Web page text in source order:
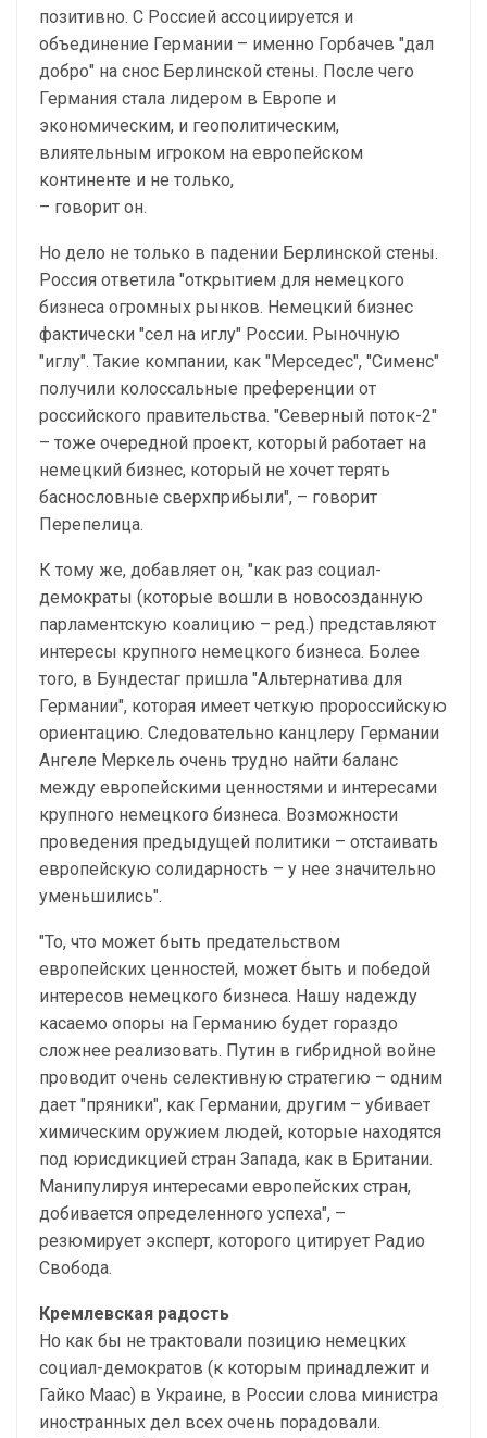
позитивно. С Россией ассоциируется и
объединение Германии – именно Горбачев "дал
добро" на снос Берлинской стены. После чего
Германия стала лидером в Европе и
экономическим, и геополитическим,
влиятельным игроком на европейском
континенте и не только,
– говорит он.
Но дело не только в падении Берлинской стены.
Россия ответила "открытием для немецкого
бизнеса огромных рынков. Немецкий бизнес
фактически "сел на иглу" России. Рыночную
"иглу". Такие компании, как "Мерседес", "Сименс"
получили колоссальные преференции от
российского правительства. "Северный поток-2"
– тоже очередной проект, который работает на
немецкий бизнес, который не хочет терять
баснословные сверхприбыли", – говорит
Перепелица.
К тому же, добавляет он, "как раз социал-
демократы (которые вошли в новосозданную
парламентскую коалицию – ред.) представляют
интересы крупного немецкого бизнеса. Более
того, в Бундестаг пришла "Альтернатива для
Германии", которая имеет четкую пророссийскую
ориентацию. Следовательно канцлеру Германии
Ангеле Меркель очень трудно найти баланс
между европейскими ценностями и интересами
крупного немецкого бизнеса. Возможности
проведения предыдущей политики – отстаивать
европейскую солидарность – у нее значительно
уменьшились".
"То, что может быть предательством
европейских ценностей, может быть и победой
интересов немецкого бизнеса. Нашу надежду
касаемо опоры на Германию будет гораздо
сложнее реализовать. Путин в гибридной войне
проводит очень селективную стратегию – одним
дает "пряники", как Германии, другим – убивает
химическим оружием людей, которые находятся
под юрисдикцией стран Запада, как в Британии.
Манипулируя интересами европейских стран,
добивается определенного успеха", –
резюмирует эксперт, которого цитирует Радио
Свобода.
Кремлевская радость
Но как бы не трактовали позицию немецких
социал-демократов (к которым принадлежит и
Гайко Маас) в Украине, в России слова министра
иностранных дел всех очень порадовали.